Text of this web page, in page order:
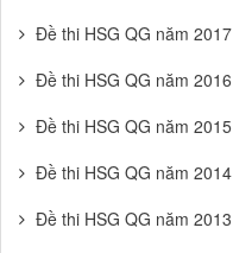
Đề thi HSG QG năm 2017
Đề thi HSG QG năm 2016
Đề thi HSG QG năm 2015
Đề thi HSG QG năm 2014
Đề thi HSG QG năm 2013